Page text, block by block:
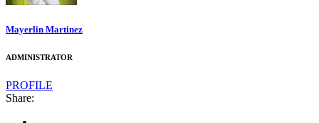
Mayerlin Martinez
ADMINISTRATOR
PROFILE
Share: